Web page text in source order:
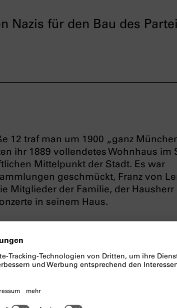
Nazis für den Bau des
12 traf man um 1900 „ganz
ihr 1889 vollendetes Wohnhaus im
Mittelpunkt der Stadt. Es war
geschmückt, Franz von
Mitglieder der Familie, der Hausherr
in seinem Haus.
verlor die Familie viel Geld
verkaufen: „Wir leben von der
presste die
NSDAPder Familie
das Haus, das sie 40 Jahre
Platz mache, aus denen
ihr Schwiegersohn
der NSDAP‘ steht bis heute